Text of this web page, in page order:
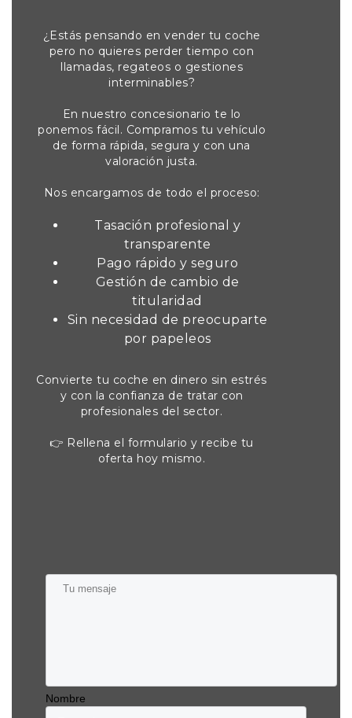
¿Estás pensando en vender tu coche
pero no quieres perder tiempo con
llamadas, regateos o gestiones
interminables?
En nuestro concesionario te lo
ponemos fácil. Compramos tu vehículo
de forma rápida, segura y con una
valoración justa.
Nos encargamos de todo el proceso:
Tasación profesional y
transparente
Pago rápido y seguro
Gestión de cambio de
titularidad
Sin necesidad de preocuparte
por papeleos
Convierte tu coche en dinero sin estrés
y con la confianza de tratar con
profesionales del sector.
👉 Rellena el formulario y recibe tu
oferta hoy mismo.
Nombre